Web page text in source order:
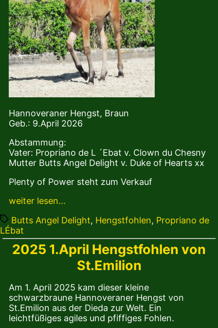
Hannoveraner Hengst, Braun
Geb.: 9.April 2026
Abstammung:
Vater: Propriano de L ´Ebat v. Clown du Chesny
Mutter Butts Angel Delight v. Duke of Hearts xx
Plenty of Power steht zum Verkauf
weiter lesen...
TagsButts Angel Delight, Hengstfohlen, Propriano de
LÉbat
2025 1.April Hengstfohlen von
St.Emilion
Am 1. April 2025 kam dieser kleine
schwarzbraune Hannoveraner Hengst von
St.Emilion aus der Dieda zur Welt. Ein
leichtfüßiges agiles und pfiffiges Fohlen.